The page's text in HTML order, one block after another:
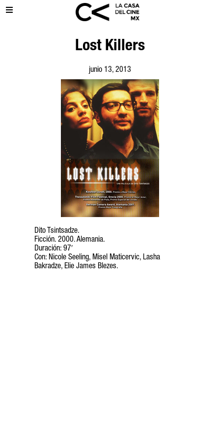
Lost Killers
junio 13, 2013
Dito Tsintsadze.
Ficción. 2000. Alemania.
Duración: 97′
Con: Nicole Seeling, Misel Maticervic, Lasha
Bakradze, Elie James Blezes.